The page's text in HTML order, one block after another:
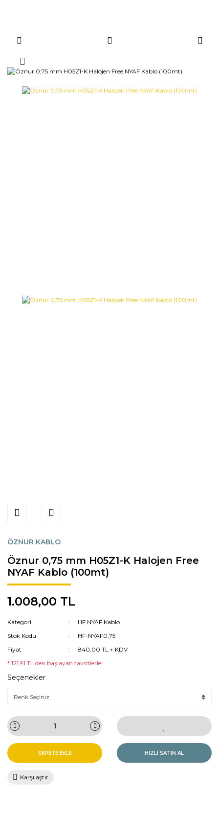
ÖZNUR KABLO
Öznur 0,75 mm H05Z1-K Halojen Free
NYAF Kablo (100mt)
1.008,00 TL
Kategori
HF NYAF Kablo
Stok Kodu
HF-NYAF0,75
Fiyat
840,00 TL + KDV
* 121,91 TL den başlayan taksitlerle!
Seçenekler
SEPETE EKLE HIZLI SATIN AL
Karşılaştır